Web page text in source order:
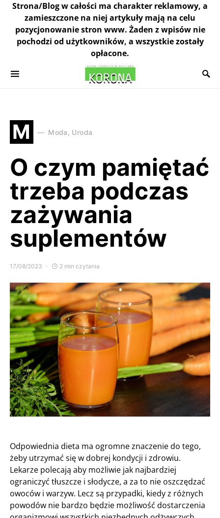
Strona/Blog w całości ma charakter reklamowy, a
zamieszczone na niej artykuły mają na celu
pozycjonowanie stron www. Żaden z wpisów nie
pochodzi od użytkowników, a wszystkie zostały
opłacone.
M Moda, Uroda
O czym pamiętać
trzeba podczas
zażywania
suplementów
17/08/2023 2 min czytania
Odpowiednia dieta ma ogromne znaczenie do tego,
żeby utrzymać się w dobrej kondycji i zdrowiu.
Lekarze polecają aby możliwie jak najbardziej
ograniczyć tłuszcze i słodycze, a za to nie oszczędzać
owoców i warzyw. Lecz są przypadki, kiedy z różnych
powodów nie bardzo będzie możliwość dostarczenia